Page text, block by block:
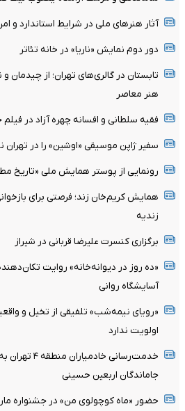
آثار هنرهای ملی در شرایط استاندارد و
دور دوم نمایش «ناریا» در خانه تئاتر
تابستان در گالری‌های تهران؛ از چیدمان و
هنر معاصر
فقیه سلطانی و افسانه چهره آزاد در فیلم
سفیر ژاپن موسیقی «اوشین» را در تهران
رونمایی از پوستر همایش ملی «تاریخ
همایش کریم‌خان زند؛ فرصتی برای
زندیه
برگزاری کنسرت علیرضا قربانی در شیراز
«ده روز در دیوانه‌خانه» روایت
آسایشگاه روانی
«رویای نیمه‌شب» تلفیقی از تخیل و
اولویت ندارد
خدمت‌رسانی
جاماندگان اربعین حسینی
حضور «ماه کوچولوی من» در جشنواره